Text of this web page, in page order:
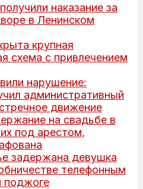
наказание за
в Ленинском
крупная
схема с привлечением
нарушение:
административный
движение
на свадьбе в
под арестом,
задержана девушка
телефонным
поджоге